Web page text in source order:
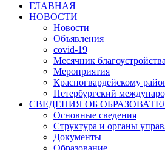
ГЛАВНАЯ
НОВОСТИ
Новости
Объявления
covid-19
Месячник благоустройства
Мероприятия
Красногвардейскому
Петербургский
СВЕДЕНИЯ ОБ
Основные сведения
Структура и органы
Документы
Образование